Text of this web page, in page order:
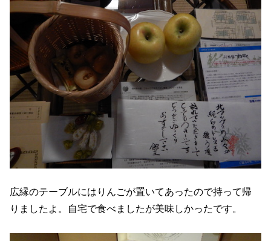
広縁のテーブルにはりんごが置いてあったので持って帰
りましたよ。自宅で食べましたが美味しかったです。